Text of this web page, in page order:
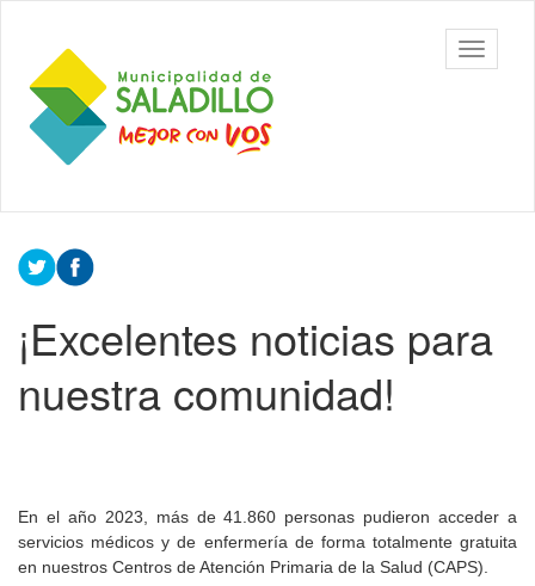
contenido
principal
Municipalidad
de Saladillo
barra
Contenido
principal
¡Excelentes noticias para
nuestra comunidad!
En el año 2023, más de 41.860 personas pudieron acceder a
servicios médicos y de enfermería de forma totalmente gratuita
en nuestros Centros de Atención Primaria de la Salud (CAPS).